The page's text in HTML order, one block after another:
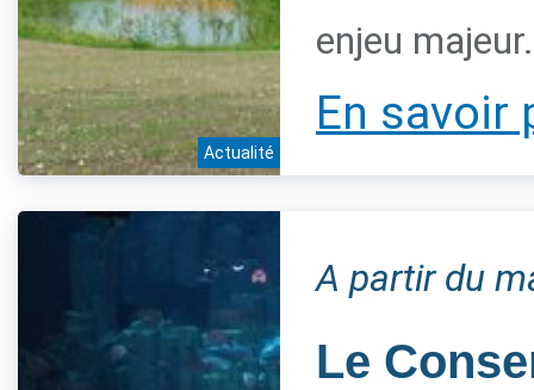
Actualité
enjeu majeur.
En savoir
A partir du
Le